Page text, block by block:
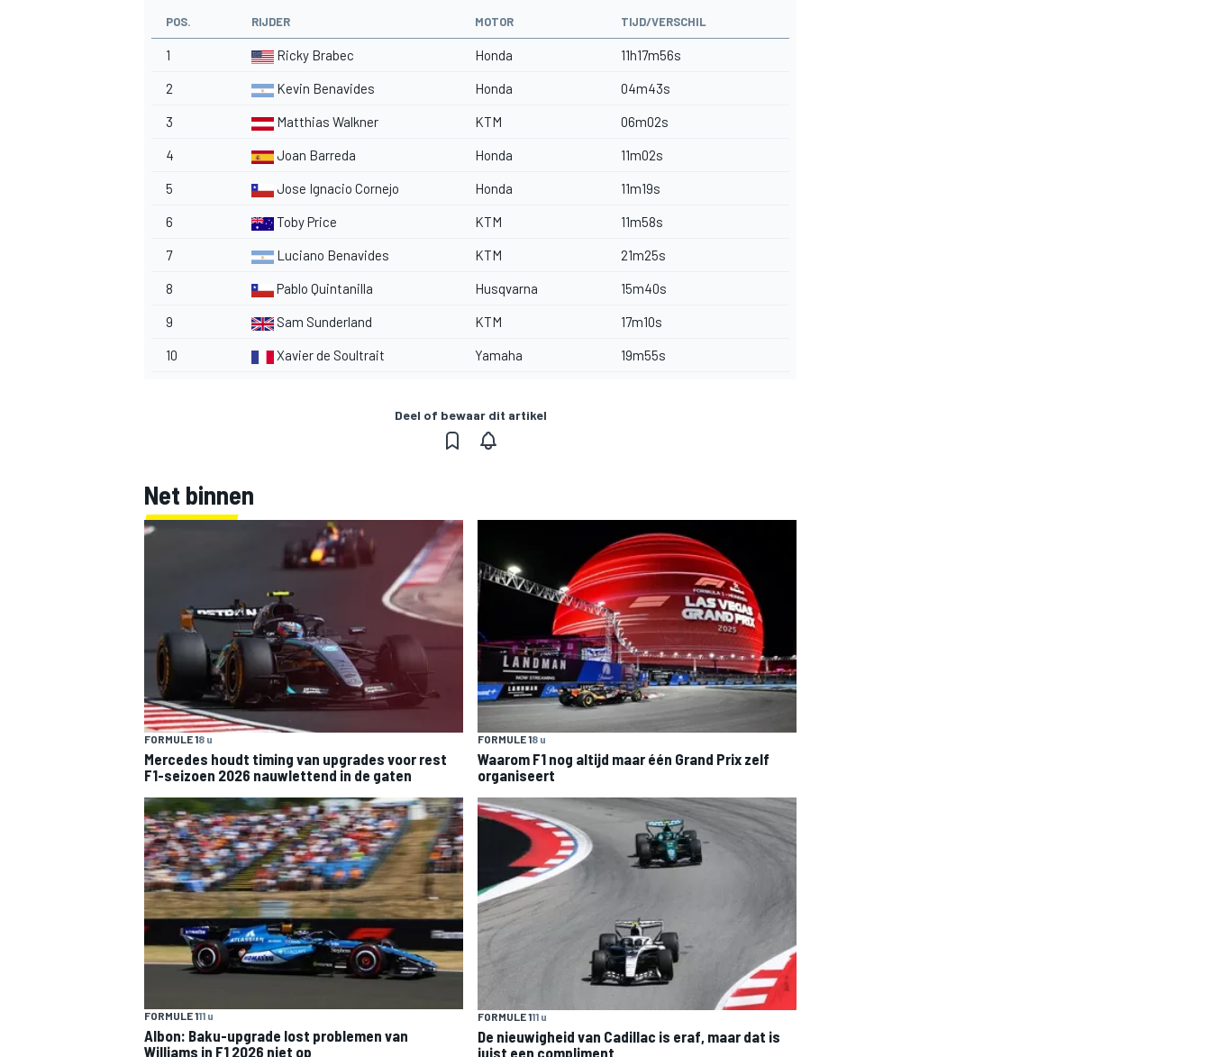
POS. RIJDER MOTOR TIJD/VERSCHIL
1 Ricky Brabec Honda 11h17m56s
2 Kevin Benavides Honda 04m43s
3 Matthias Walkner KTM 06m02s
4 Joan Barreda Honda 11m02s
5 Jose Ignacio Cornejo Honda 11m19s
6 Toby Price KTM 11m58s
7 Luciano Benavides KTM 21m25s
8 Pablo Quintanilla Husqvarna 15m40s
9 Sam Sunderland KTM 17m10s
10 Xavier de Soultrait Yamaha 19m55s
Deel of bewaar dit artikel
Net binnen
FORMULE 18 u
Mercedes houdt timing van upgrades voor rest
F1-seizoen 2026 nauwlettend in de gaten
FORMULE 18 u
Waarom F1 nog altijd maar één Grand Prix zelf
organiseert
FORMULE 111 u
Albon: Baku-upgrade lost problemen van
Williams in F1 2026 niet op
FORMULE 111 u
De nieuwigheid van Cadillac is eraf, maar dat is
juist een compliment